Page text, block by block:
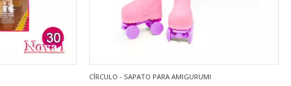
CÍRCULO - SAPATO PARA AMIGURUMI